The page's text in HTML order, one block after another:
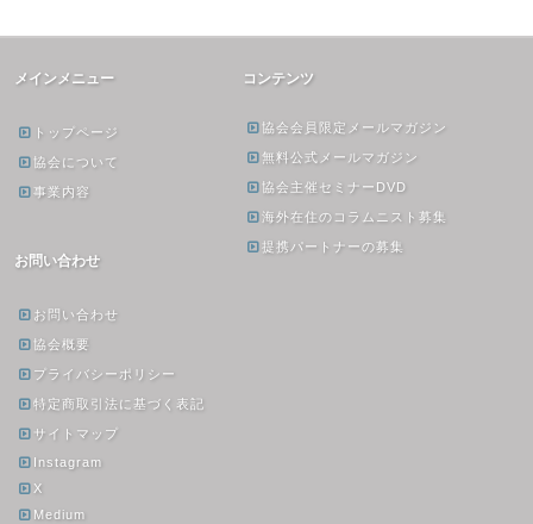
メインメニュー
トップページ
協会について
事業内容
コンテンツ
協会会員限定メールマガジン
無料公式メールマガジン
協会主催セミナーDVD
海外在住のコラムニスト募集
提携パートナーの募集
お問い合わせ
お問い合わせ
協会概要
プライバシーポリシー
特定商取引法に基づく表記
サイトマップ
Instagram
X
Medium